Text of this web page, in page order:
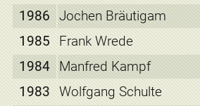
1986
Jochen Bräutigam
1985
Frank Wrede
1984
Manfred Kampf
1983
Wolfgang Schulte